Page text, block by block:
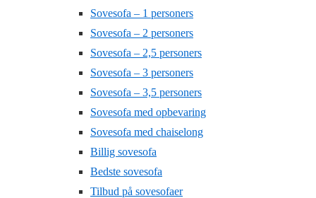
Sovesofa – 1 personers
Sovesofa – 2 personers
Sovesofa – 2,5 personers
Sovesofa – 3 personers
Sovesofa – 3,5 personers
Sovesofa med opbevaring
Sovesofa med chaiselong
Billig sovesofa
Bedste sovesofa
Tilbud på sovesofaer